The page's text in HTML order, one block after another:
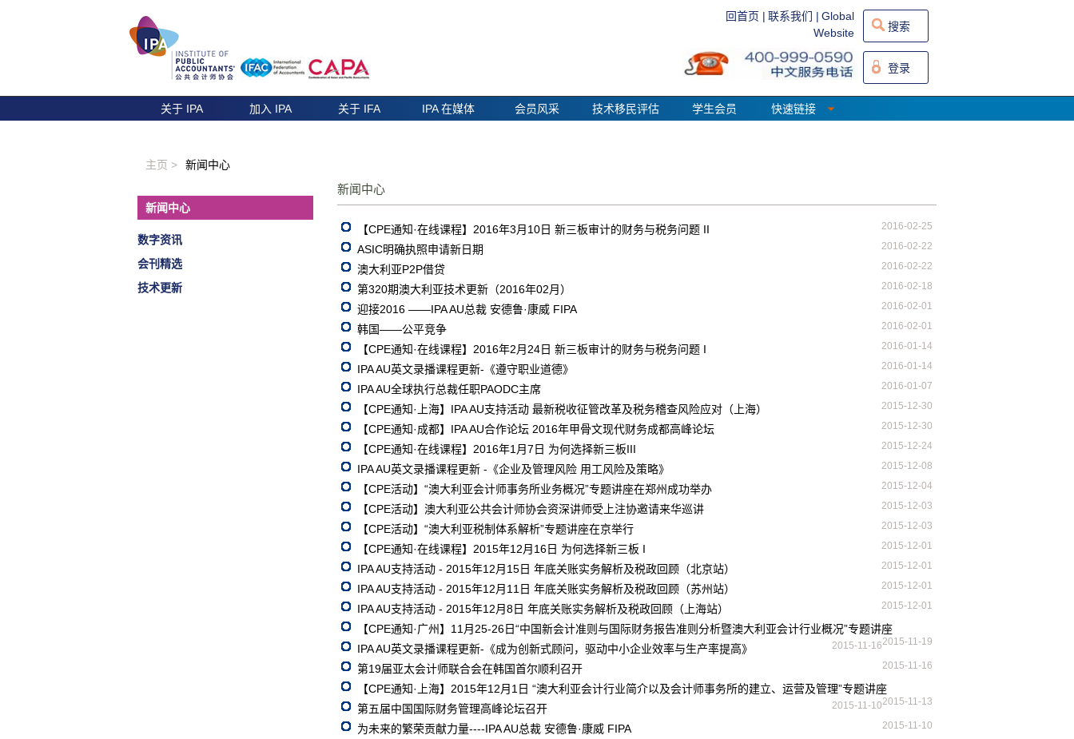
回首页 | 联系我们 | Global
Website
搜索
登录
关于 IPA 加入 IPA 关于 IFA IPA 在媒体 会员风采 技术移民评估 学生会员 快速链接
主页 > 新闻中心
新闻中心
数字资讯
会刊精选
技术更新
新闻中心
【CPE通知·在线课程】2016年3月10日 新三板审计的财务与税务问题 II 2016-02-25
ASIC明确执照申请新日期 2016-02-22
澳大利亚P2P借贷 2016-02-22
第320期澳大利亚技术更新（2016年02月） 2016-02-18
迎接2016 ——IPA AU总裁 安德鲁·康威 FIPA 2016-02-01
韩国——公平竞争 2016-02-01
【CPE通知·在线课程】2016年2月24日 新三板审计的财务与税务问题 I 2016-01-14
IPA AU英文录播课程更新-《遵守职业道德》 2016-01-14
IPA AU全球执行总裁任职PAODC主席 2016-01-07
【CPE通知·上海】IPA AU支持活动 最新税收征管改革及税务稽查风险应对（上海） 2015-12-30
【CPE通知·成都】IPA AU合作论坛 2016年甲骨文现代财务成都高峰论坛 2015-12-30
【CPE通知·在线课程】2016年1月7日 为何选择新三板III 2015-12-24
IPA AU英文录播课程更新 -《企业及管理风险 用工风险及策略》 2015-12-08
【CPE活动】“澳大利亚会计师事务所业务概况”专题讲座在郑州成功举办 2015-12-04
【CPE活动】澳大利亚公共会计师协会资深讲师受上注协邀请来华巡讲 2015-12-03
【CPE活动】“澳大利亚税制体系解析”专题讲座在京举行 2015-12-03
【CPE通知·在线课程】2015年12月16日 为何选择新三板 I 2015-12-01
IPA AU支持活动 - 2015年12月15日 年底关账实务解析及税政回顾（北京站） 2015-12-01
IPA AU支持活动 - 2015年12月11日 年底关账实务解析及税政回顾（苏州站） 2015-12-01
IPA AU支持活动 - 2015年12月8日 年底关账实务解析及税政回顾（上海站） 2015-12-01
【CPE通知·广州】11月25-26日“中国新会计准则与国际财务报告准则分析暨澳大利亚会计行业概况”专题讲座
2015-11-19
IPA AU英文录播课程更新-《成为创新式顾问，驱动中小企业效率与生产率提高》 2015-11-16
第19届亚太会计师联合会在韩国首尔顺利召开 2015-11-16
【CPE通知·上海】2015年12月1日 “澳大利亚会计行业简介以及会计师事务所的建立、运营及管理”专题讲座
2015-11-13
第五届中国国际财务管理高峰论坛召开 2015-11-10
为未来的繁荣贡献力量----IPA AU总裁 安德鲁·康威 FIPA 2015-11-10